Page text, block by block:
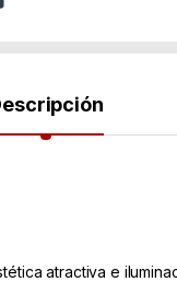
atractiva e